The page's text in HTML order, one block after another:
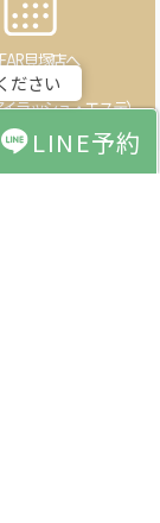
貝塚店へ
で予約
ラッシュ・エステ）
ださい
LINE予約